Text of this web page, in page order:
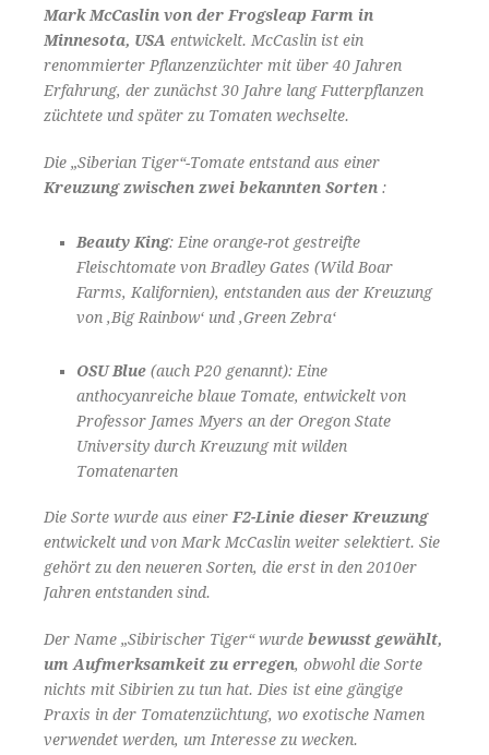
Mark McCaslin von der Frogsleap Farm in
Minnesota, USA entwickelt. McCaslin ist ein
renommierter Pflanzenzüchter mit über 40 Jahren
Erfahrung, der zunächst 30 Jahre lang Futterpflanzen
züchtete und später zu Tomaten wechselte.
Die „Siberian Tiger“-Tomate entstand aus einer
Kreuzung zwischen zwei bekannten Sorten :
Beauty King: Eine orange-rot gestreifte
Fleischtomate von Bradley Gates (Wild Boar
Farms, Kalifornien), entstanden aus der Kreuzung
von ‚Big Rainbow‘ und ‚Green Zebra‘
OSU Blue (auch P20 genannt): Eine
anthocyanreiche blaue Tomate, entwickelt von
Professor James Myers an der Oregon State
University durch Kreuzung mit wilden
Tomatenarten
Die Sorte wurde aus einer F2-Linie dieser Kreuzung
entwickelt und von Mark McCaslin weiter selektiert. Sie
gehört zu den neueren Sorten, die erst in den 2010er
Jahren entstanden sind.
Der Name „Sibirischer Tiger“ wurde bewusst gewählt,
um Aufmerksamkeit zu erregen, obwohl die Sorte
nichts mit Sibirien zu tun hat. Dies ist eine gängige
Praxis in der Tomatenzüchtung, wo exotische Namen
verwendet werden, um Interesse zu wecken.